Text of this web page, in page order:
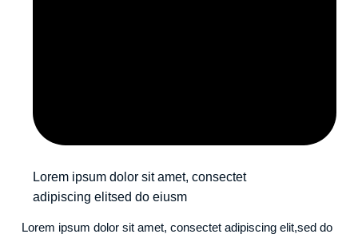
Lorem ipsum dolor sit amet, consectet
adipiscing elitsed do eiusm
Lorem ipsum dolor sit amet, consectet adipiscing elit,sed do